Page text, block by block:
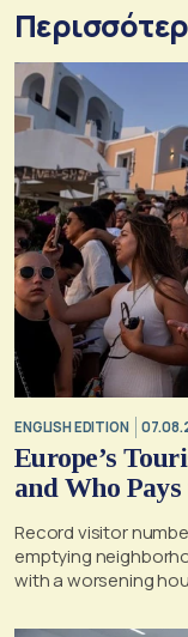
ENGLISH EDITION
Europe’s
and Who
Record visitor
emptying
with a worsening